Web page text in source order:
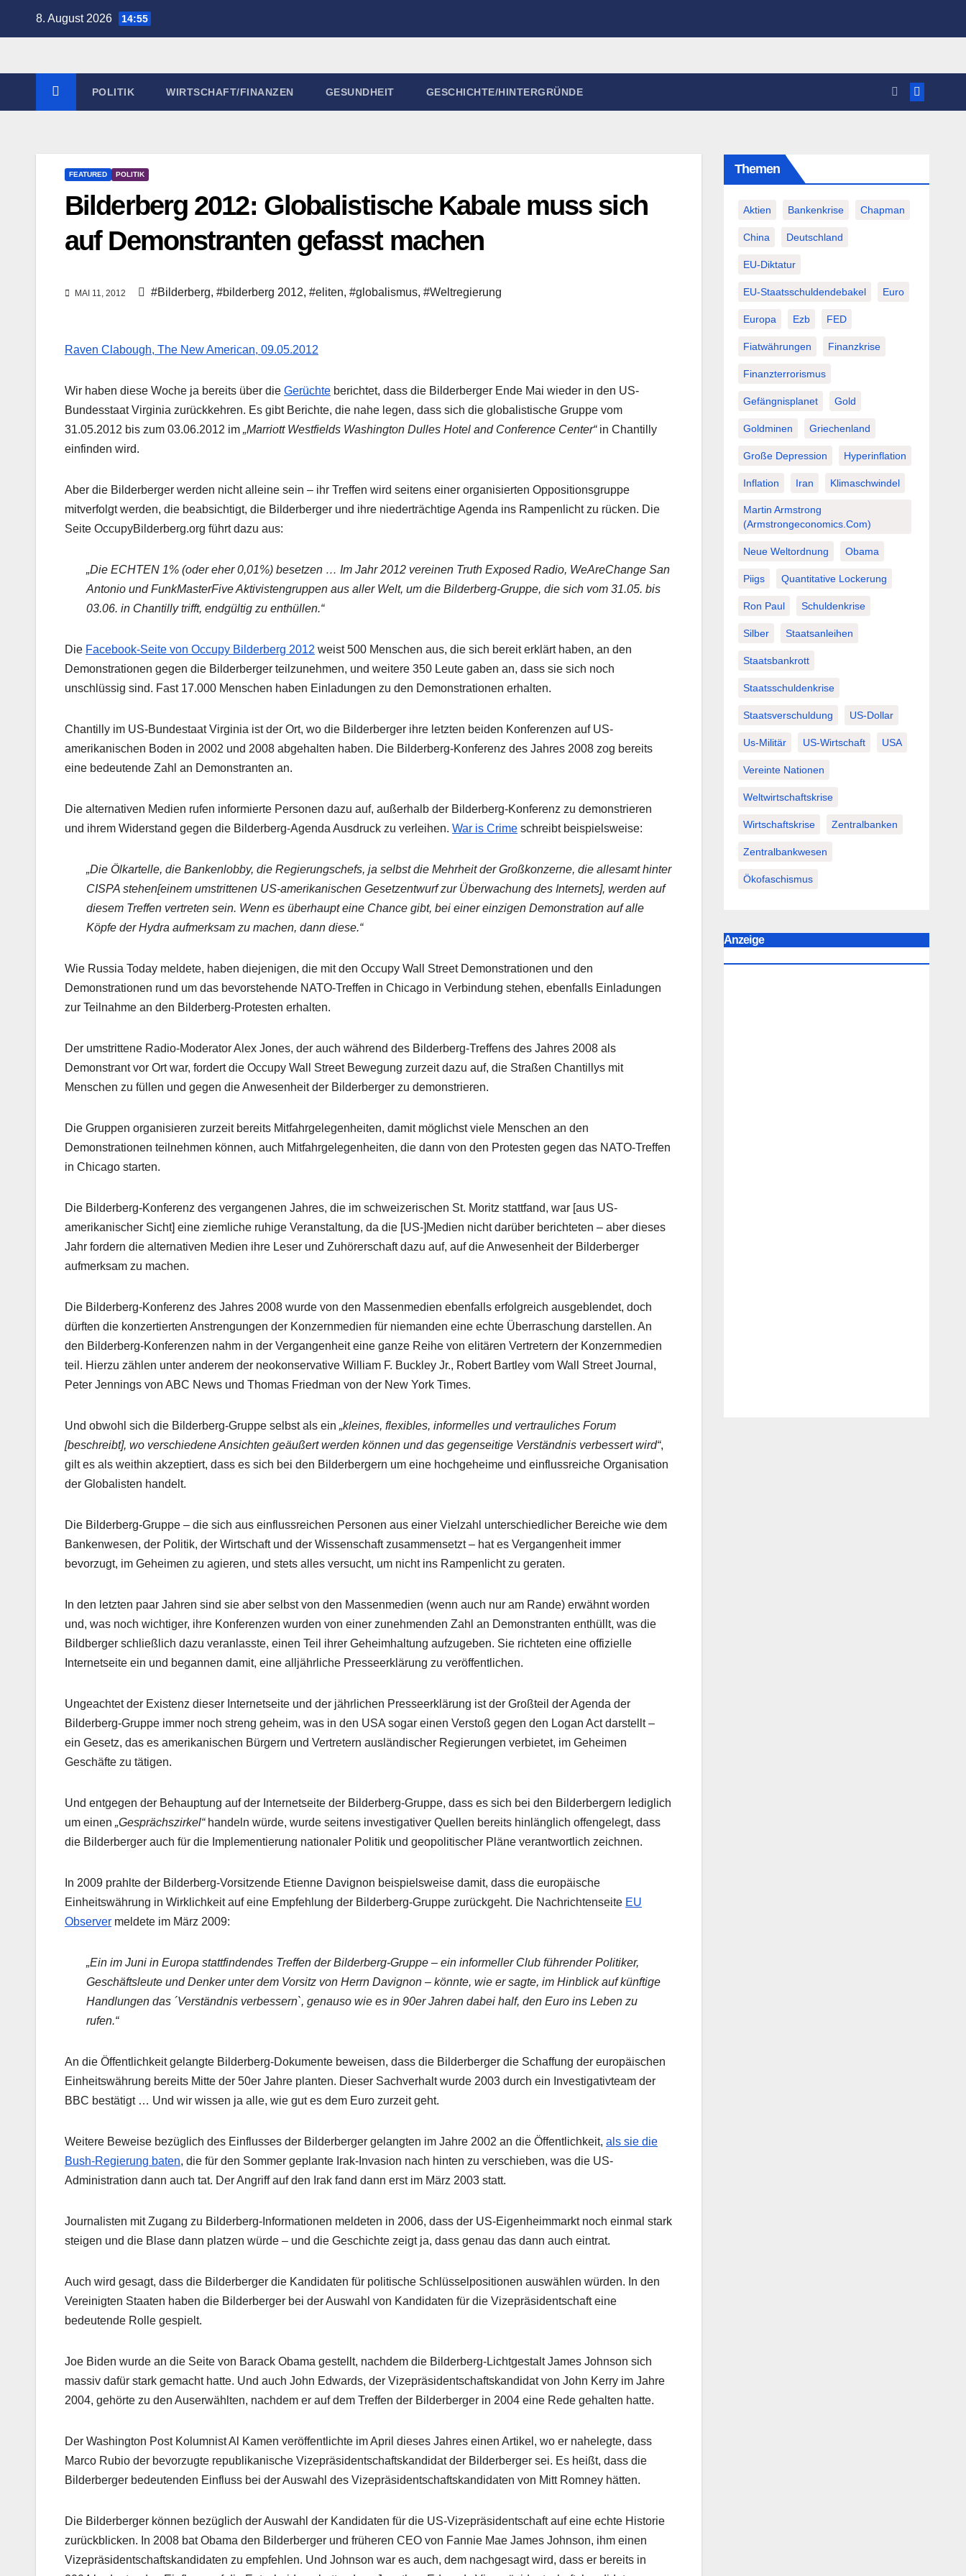
8. August 2026 14:55
POLITIK WIRTSCHAFT/FINANZEN GESUNDHEIT GESCHICHTE/HINTERGRÜNDE
FEATURED POLITIK
Bilderberg 2012: Globalistische Kabale muss sich
auf Demonstranten gefasst machen
MAI 11, 2012 #Bilderberg, #bilderberg 2012, #eliten, #globalismus, #Weltregierung
Raven Clabough, The New American, 09.05.2012
Wir haben diese Woche ja bereits über die Gerüchte berichtet, dass die Bilderberger Ende Mai wieder in den US-
Bundesstaat Virginia zurückkehren. Es gibt Berichte, die nahe legen, dass sich die globalistische Gruppe vom
31.05.2012 bis zum 03.06.2012 im „Marriott Westfields Washington Dulles Hotel and Conference Center“in Chantilly
einfinden wird.
Aber die Bilderberger werden nicht alleine sein – ihr Treffen wird seitens einer organisierten Oppositionsgruppe
mitverfolgt werden, die beabsichtigt, die Bilderberger und ihre niederträchtige Agenda ins Rampenlicht zu rücken. Die
Seite OccupyBilderberg.org führt dazu aus:
„Die ECHTEN 1% (oder eher 0,01%) besetzen … Im Jahr 2012 vereinen Truth Exposed Radio, WeAreChange San
Antonio und FunkMasterFive Aktivistengruppen aus aller Welt, um die Bilderberg-Gruppe, die sich vom 31.05. bis
03.06. in Chantilly trifft, endgültig zu enthüllen.“
Die Facebook-Seite von Occupy Bilderberg 2012 weist 500 Menschen aus, die sich bereit erklärt haben, an den
Demonstrationen gegen die Bilderberger teilzunehmen, und weitere 350 Leute gaben an, dass sie sich noch
unschlüssig sind. Fast 17.000 Menschen haben Einladungen zu den Demonstrationen erhalten.
Chantilly im US-Bundestaat Virginia ist der Ort, wo die Bilderberger ihre letzten beiden Konferenzen auf US-
amerikanischen Boden in 2002 und 2008 abgehalten haben. Die Bilderberg-Konferenz des Jahres 2008 zog bereits
eine bedeutende Zahl an Demonstranten an.
Die alternativen Medien rufen informierte Personen dazu auf, außerhalb der Bilderberg-Konferenz zu demonstrieren
und ihrem Widerstand gegen die Bilderberg-Agenda Ausdruck zu verleihen. War is Crime schreibt beispielsweise:
„Die Ölkartelle, die Bankenlobby, die Regierungschefs, ja selbst die Mehrheit der Großkonzerne, die allesamt hinter
CISPA stehen[einem umstrittenen US-amerikanischen Gesetzentwurf zur Überwachung des Internets], werden auf
diesem Treffen vertreten sein. Wenn es überhaupt eine Chance gibt, bei einer einzigen Demonstration auf alle
Köpfe der Hydra aufmerksam zu machen, dann diese.“
Wie Russia Today meldete, haben diejenigen, die mit den Occupy Wall Street Demonstrationen und den
Demonstrationen rund um das bevorstehende NATO-Treffen in Chicago in Verbindung stehen, ebenfalls Einladungen
zur Teilnahme an den Bilderberg-Protesten erhalten.
Der umstrittene Radio-Moderator Alex Jones, der auch während des Bilderberg-Treffens des Jahres 2008 als
Demonstrant vor Ort war, fordert die Occupy Wall Street Bewegung zurzeit dazu auf, die Straßen Chantillys mit
Menschen zu füllen und gegen die Anwesenheit der Bilderberger zu demonstrieren.
Die Gruppen organisieren zurzeit bereits Mitfahrgelegenheiten, damit möglichst viele Menschen an den
Demonstrationen teilnehmen können, auch Mitfahrgelegenheiten, die dann von den Protesten gegen das NATO-Treffen
in Chicago starten.
Die Bilderberg-Konferenz des vergangenen Jahres, die im schweizerischen St. Moritz stattfand, war [aus US-
amerikanischer Sicht] eine ziemliche ruhige Veranstaltung, da die [US-]Medien nicht darüber berichteten – aber dieses
Jahr fordern die alternativen Medien ihre Leser und Zuhörerschaft dazu auf, auf die Anwesenheit der Bilderberger
aufmerksam zu machen.
Die Bilderberg-Konferenz des Jahres 2008 wurde von den Massenmedien ebenfalls erfolgreich ausgeblendet, doch
dürften die konzertierten Anstrengungen der Konzernmedien für niemanden eine echte Überraschung darstellen. An
den Bilderberg-Konferenzen nahm in der Vergangenheit eine ganze Reihe von elitären Vertretern der Konzernmedien
teil. Hierzu zählen unter anderem der neokonservative William F. Buckley Jr., Robert Bartley vom Wall Street Journal,
Peter Jennings von ABC News und Thomas Friedman von der New York Times.
Und obwohl sich die Bilderberg-Gruppe selbst als ein „kleines, flexibles, informelles und vertrauliches Forum
[beschreibt], wo verschiedene Ansichten geäußert werden können und das gegenseitige Verständnis verbessert wird“,
gilt es als weithin akzeptiert, dass es sich bei den Bilderbergern um eine hochgeheime und einflussreiche Organisation
der Globalisten handelt.
Die Bilderberg-Gruppe – die sich aus einflussreichen Personen aus einer Vielzahl unterschiedlicher Bereiche wie dem
Bankenwesen, der Politik, der Wirtschaft und der Wissenschaft zusammensetzt – hat es Vergangenheit immer
bevorzugt, im Geheimen zu agieren, und stets alles versucht, um nicht ins Rampenlicht zu geraten.
In den letzten paar Jahren sind sie aber selbst von den Massenmedien (wenn auch nur am Rande) erwähnt worden
und, was noch wichtiger, ihre Konferenzen wurden von einer zunehmenden Zahl an Demonstranten enthüllt, was die
Bildberger schließlich dazu veranlasste, einen Teil ihrer Geheimhaltung aufzugeben. Sie richteten eine offizielle
Internetseite ein und begannen damit, eine alljährliche Presseerklärung zu veröffentlichen.
Ungeachtet der Existenz dieser Internetseite und der jährlichen Presseerklärung ist der Großteil der Agenda der
Bilderberg-Gruppe immer noch streng geheim, was in den USA sogar einen Verstoß gegen den Logan Act darstellt –
ein Gesetz, das es amerikanischen Bürgern und Vertretern ausländischer Regierungen verbietet, im Geheimen
Geschäfte zu tätigen.
Und entgegen der Behauptung auf der Internetseite der Bilderberg-Gruppe, dass es sich bei den Bilderbergern lediglich
um einen „Gesprächszirkel“handeln würde, wurde seitens investigativer Quellen bereits hinlänglich offengelegt, dass
die Bilderberger auch für die Implementierung nationaler Politik und geopolitischer Pläne verantwortlich zeichnen.
In 2009 prahlte der Bilderberg-Vorsitzende Etienne Davignon beispielsweise damit, dass die europäische
Einheitswährung in Wirklichkeit auf eine Empfehlung der Bilderberg-Gruppe zurückgeht. Die Nachrichtenseite EU
Observer meldete im März 2009:
„Ein im Juni in Europa stattfindendes Treffen der Bilderberg-Gruppe – ein informeller Club führender Politiker,
Geschäftsleute und Denker unter dem Vorsitz von Herrn Davignon – könnte, wie er sagte, im Hinblick auf künftige
Handlungen das ´Verständnis verbessern`, genauso wie es in 90er Jahren dabei half, den Euro ins Leben zu
rufen.“
An die Öffentlichkeit gelangte Bilderberg-Dokumente beweisen, dass die Bilderberger die Schaffung der europäischen
Einheitswährung bereits Mitte der 50er Jahre planten. Dieser Sachverhalt wurde 2003 durch ein Investigativteam der
BBC bestätigt … Und wir wissen ja alle, wie gut es dem Euro zurzeit geht.
Weitere Beweise bezüglich des Einflusses der Bilderberger gelangten im Jahre 2002 an die Öffentlichkeit, als sie die
Bush-Regierung baten, die für den Sommer geplante Irak-Invasion nach hinten zu verschieben, was die US-
Administration dann auch tat. Der Angriff auf den Irak fand dann erst im März 2003 statt.
Journalisten mit Zugang zu Bilderberg-Informationen meldeten in 2006, dass der US-Eigenheimmarkt noch einmal stark
steigen und die Blase dann platzen würde – und die Geschichte zeigt ja, dass genau das dann auch eintrat.
Auch wird gesagt, dass die Bilderberger die Kandidaten für politische Schlüsselpositionen auswählen würden. In den
Vereinigten Staaten haben die Bilderberger bei der Auswahl von Kandidaten für die Vizepräsidentschaft eine
bedeutende Rolle gespielt.
Joe Biden wurde an die Seite von Barack Obama gestellt, nachdem die Bilderberg-Lichtgestalt James Johnson sich
massiv dafür stark gemacht hatte. Und auch John Edwards, der Vizepräsidentschaftskandidat von John Kerry im Jahre
2004, gehörte zu den Auserwählten, nachdem er auf dem Treffen der Bilderberger in 2004 eine Rede gehalten hatte.
Der Washington Post Kolumnist Al Kamen veröffentlichte im April dieses Jahres einen Artikel, wo er nahelegte, dass
Marco Rubio der bevorzugte republikanische Vizepräsidentschaftskandidat der Bilderberger sei. Es heißt, dass die
Bilderberger bedeutenden Einfluss bei der Auswahl des Vizepräsidentschaftskandidaten von Mitt Romney hätten.
Die Bilderberger können bezüglich der Auswahl der Kandidaten für die US-Vizepräsidentschaft auf eine echte Historie
zurückblicken. In 2008 bat Obama den Bilderberger und früheren CEO von Fannie Mae James Johnson, ihm einen
Vizepräsidentschaftskandidaten zu empfehlen. Und Johnson war es auch, dem nachgesagt wird, dass er bereits in
Themen
Aktien Bankenkrise Chapman
China Deutschland
EU-Diktatur
EU-Staatsschuldendebakel Euro
Europa Ezb FED
Fiatwährungen Finanzkrise
Finanzterrorismus
Gefängnisplanet Gold
Goldminen Griechenland
Große Depression Hyperinflation
Inflation Iran Klimaschwindel
Martin Armstrong
(Armstrongeconomics.com)
Neue Weltordnung Obama
Piigs Quantitative Lockerung
Ron Paul Schuldenkrise
Silber Staatsanleihen
Staatsbankrott
Staatsschuldenkrise
Staatsverschuldung US-Dollar
Us-Militär US-Wirtschaft USA
Vereinte Nationen
Weltwirtschaftskrise
Wirtschaftskrise Zentralbanken
Zentralbankwesen
Ökofaschismus
Anzeige